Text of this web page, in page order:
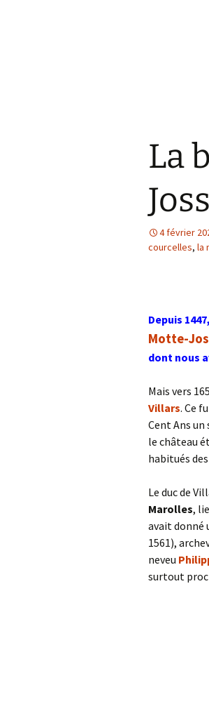
La
4 février
courcelles, la
Depuis
Motte-
dont nous
Mais vers
Villars. Ce
Cent Ans
le château
habitués
Le duc de
Marolles,
avait donné
1561),
neveu
surtout